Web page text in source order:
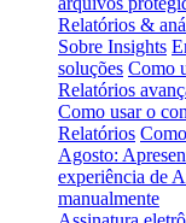
Relatórios &
Sobre Insights
soluções Como
Relatórios
Como usar o
Relatórios
Agosto:
experiência de
manualmente